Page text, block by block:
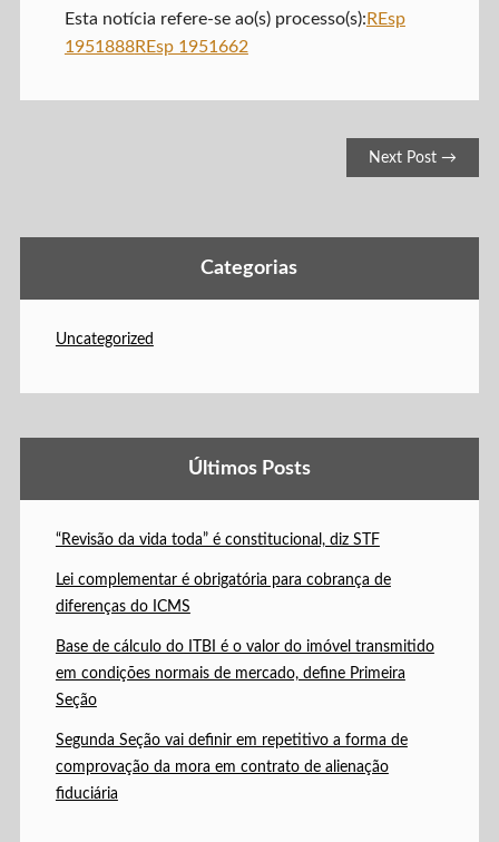
Esta notícia refere-se ao(s) processo(s): REsp
1951888REsp 1951662
Next Post →
Categorias
Uncategorized
Últimos Posts
“Revisão da vida toda” é constitucional, diz STF
Lei complementar é obrigatória para cobrança de
diferenças do ICMS
Base de cálculo do ITBI é o valor do imóvel transmitido
em condições normais de mercado, define Primeira
Seção
Segunda Seção vai definir em repetitivo a forma de
comprovação da mora em contrato de alienação
fiduciária